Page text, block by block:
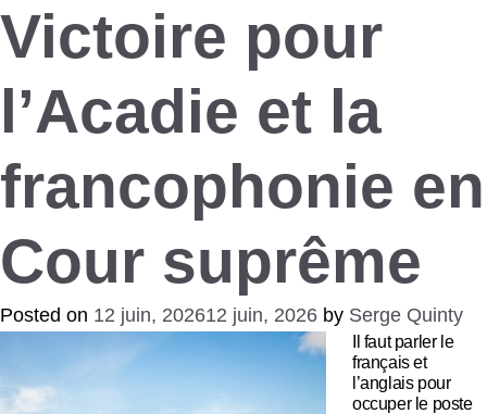
Victoire pour
l’Acadie et la
francophonie en
Cour suprême
Posted on 12 juin, 202612 juin, 2026 by Serge Quinty
Il faut parler le
français et
l’anglais pour
occuper le poste